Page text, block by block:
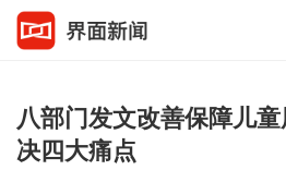
八部门发文改善保障儿
决四大痛点